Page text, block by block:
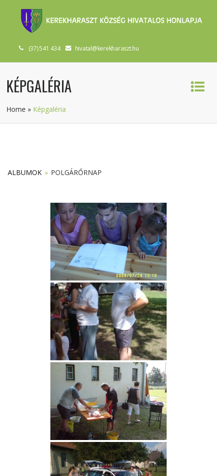
(37) 541 434 hivatal@kerekharaszt.hu
KÉPGALÉRIA
Home » Képgaléria
ALBUMOK » POLGÁRŐRNAP